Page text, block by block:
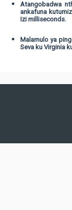
Atangobadwa
ankafuna
Izi milliseconds.
Malamulo ya
Seva ku Virginia